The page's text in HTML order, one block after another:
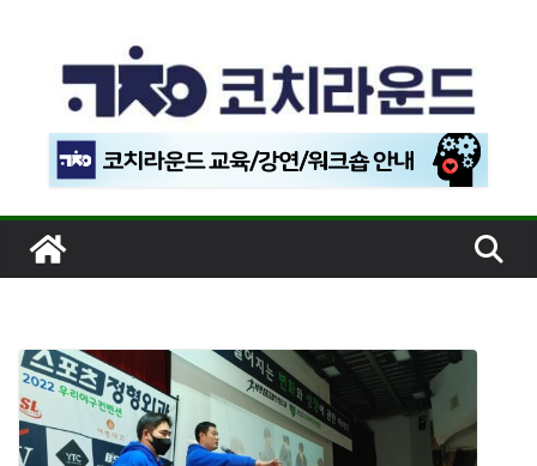
너
기